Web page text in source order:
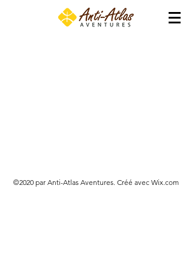
©2020 par Anti-Atlas Aventures. Créé avec Wix.com